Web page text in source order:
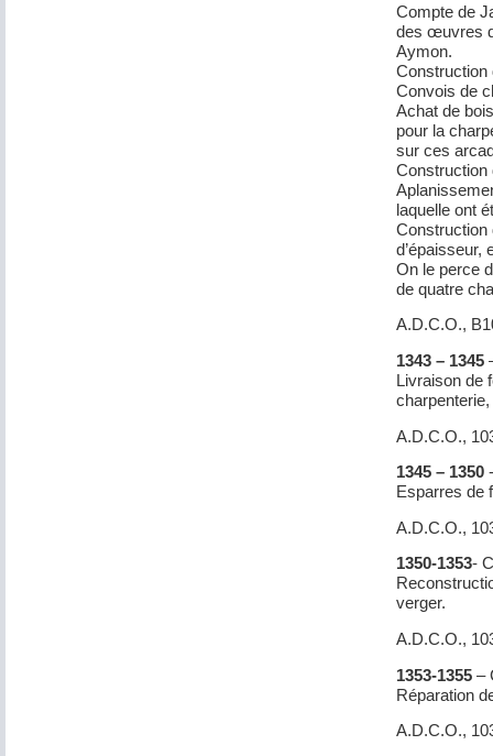
Compte de
des œuvres
Aymon.
Construction
Convois de
Achat de
pour la
sur ces
Construction
laquelle ont
Construction
d’épaisseur,
On le perce
de quatre
A.D.C.O.,
1343 – 1345
Livraison de
A.D.C.O.,
1345 – 1350
Esparres de
A.D.C.O.,
1350-1353-
verger.
A.D.C.O.,
1353-1355 –
Réparation
A.D.C.O.,